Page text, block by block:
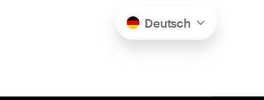
Deutsch